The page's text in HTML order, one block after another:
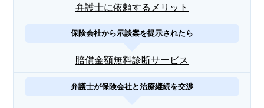
弁護士に依頼するメリット
保険会社から示談案を提示されたら
賠償金額無料診断サービス
弁護士が保険会社と治療継続を交渉